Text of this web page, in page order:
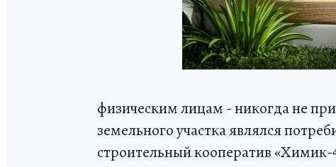
физическим лицам - никогда не
земельного участка являлся
строительный кооператив